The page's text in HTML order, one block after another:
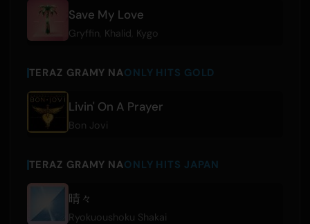
Save My Love
Gryffin Khalid Kygo
TERAZ GRAMY NAONLY HITS GOLD
Livin' On A Prayer
Bon Jovi
TERAZ GRAMY NAONLY HITS JAPAN
晴々
Ryokuoushoku Shakai